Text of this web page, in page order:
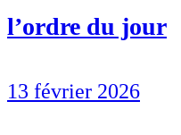
l’ordre du jour
13 février 2026